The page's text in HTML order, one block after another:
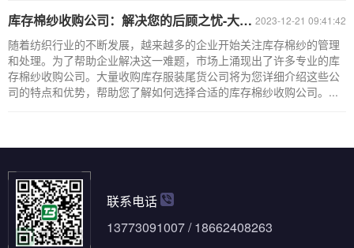
2023-12-21 09:41:42
库存棉纱收购公司：解决您的后顾之忧-大量收购库存服装尾货
随着纺织行业的不断发展，越来越多的企业开始关注库存棉纱的管理
和处理。为了帮助企业解决这一难题，市场上涌现出了许多专业的库
存棉纱收购公司。大量收购库存服装尾货公司将为您详细介绍这些公
司的特点和优势，帮助您了解如何选择合适的库存棉纱收购公司。...
联系电话
13773091007 / 18662408263